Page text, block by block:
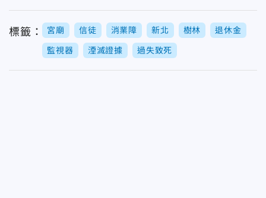
標籤： 宮廟 信徒 消業障 新北 樹林 退休金
監視器 湮滅證據 過失致死